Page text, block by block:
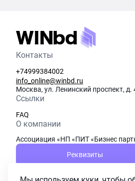
Контакты
+74999384002
info_online@winbd.ru
Москва, ул. Ленинский проспект, д.
Ссылки
FAQ
О компании
Ассоциация «НП «ПИТ «Бизнес
Реквизиты